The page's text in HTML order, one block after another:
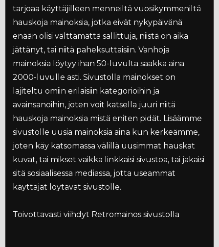
tarjoaa käyttäjilleen menneiltä vuosikymmeniltä
hauskoja mainoksia, jotka eivät nykypäivänä
enään olisi välttämättä sallittuja, niistä on aika
jättänyt, tai niitä paheksuttaisiin. Vanhoja
mainoksia löytyy ihan 50-luvulta saakka aina
2000-luvulle asti. Sivustolla mainokset on
lajiteltu omiin erilaisiin kategorioihin ja
avainsanoihin, joten voit katsella juuri niitä
hauskoja mainoksia mistä eniten pidät. Lisäämme
sivustolle uusia mainoksia aina kun kerkeämme,
joten käy katsomassa välillä uusimmat hauskat
kuvat, tai mikset vaikka linkkaisi sivustoa, tai jakaisi
sitä sosiaalisessa mediassa, jotta useammat
käyttäjät löytävät sivustolle.
Toivottavasti viihdyt Retromainos sivustolla